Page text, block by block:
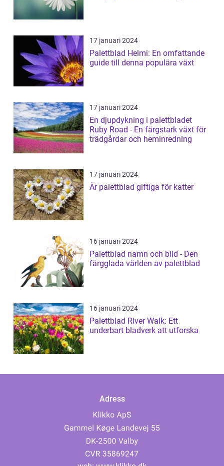
17 januari 2024
Palettblad Helmi: En omfattande
guide till denna populära växt
17 januari 2024
En djupdykning i palettbladet
Ruby Road - En färgstark växt för
trädgårdar och heminredning
17 januari 2024
Är palettblad giftiga för katter
16 januari 2024
Palettblad namn och bild - Den
färgglada världen av palettblad
16 januari 2024
Palettblad River Walk: Ett
underbart bladverk att utforska
Adress